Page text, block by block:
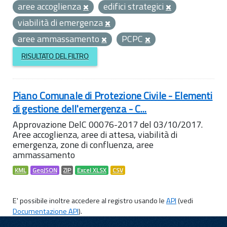
aree accoglienza
edifici strategici
viabilità di emergenza
aree ammassamento
PCPC
RISULTATO DEL FILTRO
Piano Comunale di Protezione Civile - Elementi
di gestione dell'emergenza - C...
Approvazione DelC 00076-2017 del 03/10/2017.
Aree accoglienza, aree di attesa, viabilità di
emergenza, zone di confluenza, aree
ammassamento
KML GeoJSON ZIP Excel XLSX CSV
E' possibile inoltre accedere al registro usando leAPI(vedi
Documentazione API).